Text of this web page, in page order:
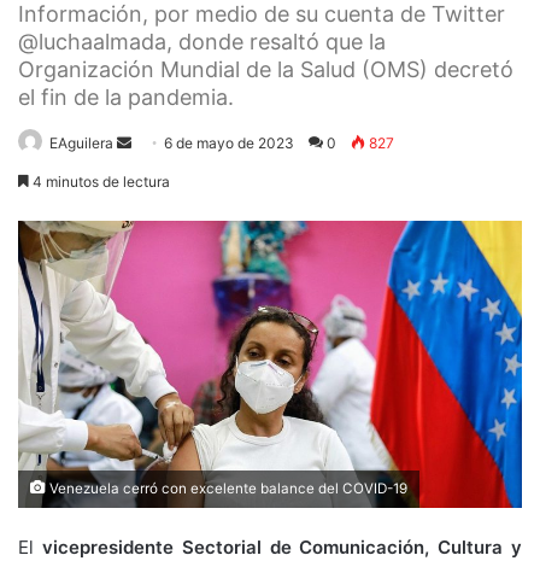
Información, por medio de su cuenta de Twitter
@luchaalmada, donde resaltó que la
Organización Mundial de la Salud (OMS) decretó
el fin de la pandemia.
EAguilera
Send6 de mayo de 2023 0 827
4 minutos de lectura
Venezuela cerró con excelente balance del COVID-19
El vicepresidente Sectorial de Comunicación, Cultura y